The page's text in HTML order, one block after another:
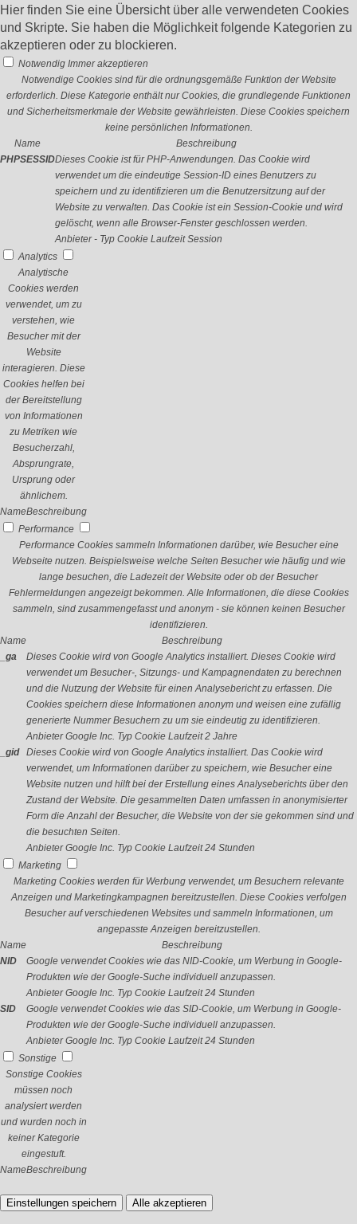
Hier finden Sie eine Übersicht über alle verwendeten Cookies
und Skripte. Sie haben die Möglichkeit folgende Kategorien zu
akzeptieren oder zu blockieren.
Notwendig Immer akzeptieren
Notwendige Cookies sind für die ordnungsgemäße Funktion der Website
erforderlich. Diese Kategorie enthält nur Cookies, die grundlegende Funktionen
und Sicherheitsmerkmale der Website gewährleisten. Diese Cookies speichern
keine persönlichen Informationen.
Name
Beschreibung
PHPSESSIDDieses Cookie ist für PHP-Anwendungen. Das Cookie wird
verwendet um die eindeutige Session-ID eines Benutzers zu
speichern und zu identifizieren um die Benutzersitzung auf der
Website zu verwalten. Das Cookie ist ein Session-Cookie und wird
gelöscht, wenn alle Browser-Fenster geschlossen werden.
Anbieter - Typ Cookie Laufzeit Session
Analytics
Analytische
Cookies werden
verwendet, um zu
verstehen, wie
Besucher mit der
Website
interagieren. Diese
Cookies helfen bei
der Bereitstellung
von Informationen
zu Metriken wie
Besucherzahl,
Absprungrate,
Ursprung oder
ähnlichem.
NameBeschreibung
Performance
Performance Cookies sammeln Informationen darüber, wie Besucher eine
Webseite nutzen. Beispielsweise welche Seiten Besucher wie häufig und wie
lange besuchen, die Ladezeit der Website oder ob der Besucher
Fehlermeldungen angezeigt bekommen. Alle Informationen, die diese Cookies
sammeln, sind zusammengefasst und anonym - sie können keinen Besucher
identifizieren.
Name
Beschreibung
_ga
Dieses Cookie wird von Google Analytics installiert. Dieses Cookie wird
verwendet um Besucher-, Sitzungs- und Kampagnendaten zu berechnen
und die Nutzung der Website für einen Analysebericht zu erfassen. Die
Cookies speichern diese Informationen anonym und weisen eine zufällig
generierte Nummer Besuchern zu um sie eindeutig zu identifizieren.
Anbieter Google Inc. Typ Cookie Laufzeit 2 Jahre
_gid
Dieses Cookie wird von Google Analytics installiert. Das Cookie wird
verwendet, um Informationen darüber zu speichern, wie Besucher eine
Website nutzen und hilft bei der Erstellung eines Analyseberichts über den
Zustand der Website. Die gesammelten Daten umfassen in anonymisierter
Form die Anzahl der Besucher, die Website von der sie gekommen sind und
die besuchten Seiten.
Anbieter Google Inc. Typ Cookie Laufzeit 24 Stunden
Marketing
Marketing Cookies werden für Werbung verwendet, um Besuchern relevante
Anzeigen und Marketingkampagnen bereitzustellen. Diese Cookies verfolgen
Besucher auf verschiedenen Websites und sammeln Informationen, um
angepasste Anzeigen bereitzustellen.
Name
Beschreibung
NID
Google verwendet Cookies wie das NID-Cookie, um Werbung in Google-
Produkten wie der Google-Suche individuell anzupassen.
Anbieter Google Inc. Typ Cookie Laufzeit 24 Stunden
SID
Google verwendet Cookies wie das SID-Cookie, um Werbung in Google-
Produkten wie der Google-Suche individuell anzupassen.
Anbieter Google Inc. Typ Cookie Laufzeit 24 Stunden
Sonstige
Sonstige Cookies
müssen noch
analysiert werden
und wurden noch in
keiner Kategorie
eingestuft.
NameBeschreibung
Einstellungen speichern Alle akzeptieren